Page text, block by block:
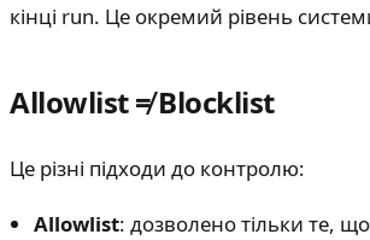
кінці run. Це окремий рівень
Allowlist ≠ Blocklist
Це різні підходи до контролю:
Allowlist: дозволено тільки те,